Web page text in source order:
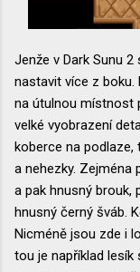
Jenže v Dark Sunu
nastavit více z
na útulnou místnost
velké vyobrazení
koberce na podlaze,
a nehezky. Zejména
a pak hnusný brouk,
hnusný černý šváb.
Nicméně jsou zde i
tou je například lesík